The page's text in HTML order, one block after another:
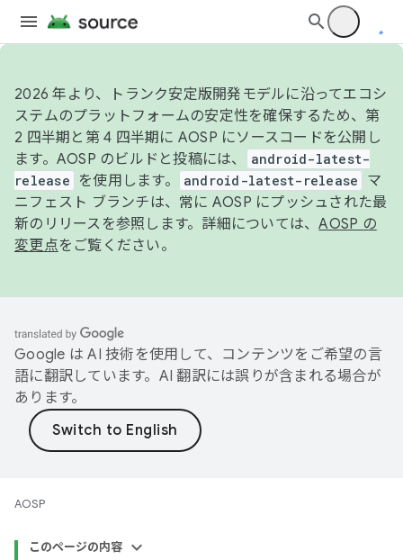
2026 年より、トランク安定版開発モデルに沿ってエコシ
ステムのプラットフォームの安定性を確保するため、第
2 四半期と第 4 四半期に AOSP にソースコードを公開し
ます。AOSP のビルドと投稿には、
android-latest-
release
を使用します。 android-latest-release
マ
ニフェスト ブランチは、常に AOSP にプッシュされた最
新のリリースを参照します。詳細については、AOSP の
変更点をご覧ください。
Google は AI 技術を使用して、コンテンツをご希望の言
語に翻訳しています。AI 翻訳には誤りが含まれる場合が
あります。
AOSP
このページの内容